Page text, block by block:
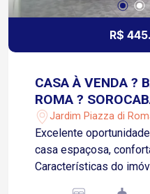
R$
CASA À VENDA ?
ROMA ?
Jardim Piazza di
Excelente
casa espaçosa,
Características do imóvel: 2 quartos 1